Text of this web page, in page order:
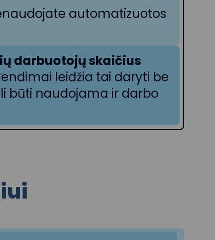
automatizuotos
darbuotojų skaičius
leidžia tai daryti be
būti naudojama ir darbo